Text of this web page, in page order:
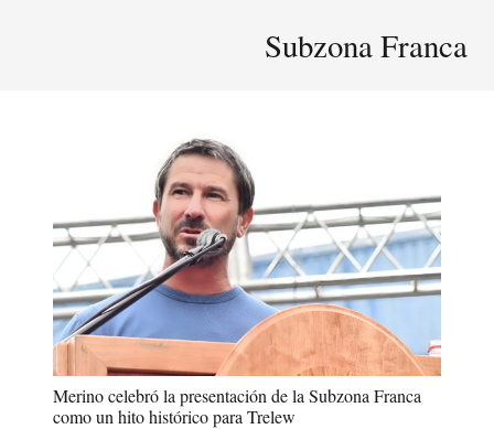
Subzona Franca
Merino celebró la presentación de la Subzona Franca
como un hito histórico para Trelew